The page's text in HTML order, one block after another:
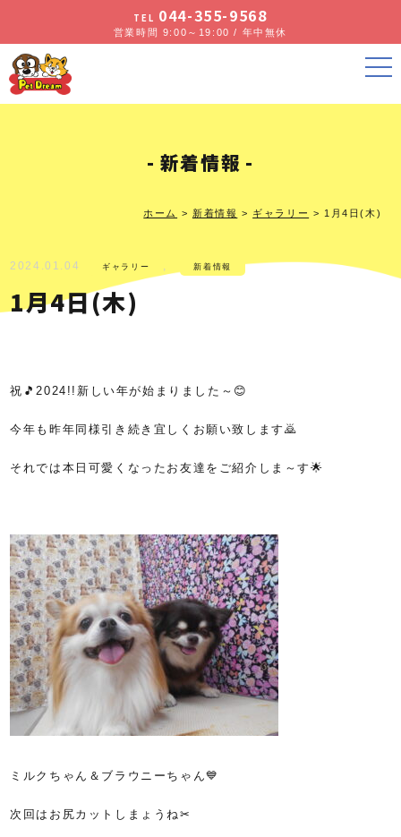
TEL 044-355-9568
営業時間 9:00～19:00 / 年中無休
新着情報
ホーム > 新着情報 > ギャラリー > 1月4日(木)
2024.01.04 ギャラリー 新着情報
1月4日(木)
祝🎵2024!!新しい年が始まりました～😊
今年も昨年同様引き続き宜しくお願い致します🙇
それでは本日可愛くなったお友達をご紹介しま～す🌟
ミルクちゃん＆ブラウニーちゃん💙
次回はお尻カットしまょうね✂